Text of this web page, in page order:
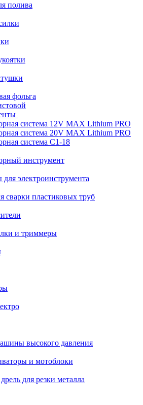
полива
фольга
система 12V MAX Lithium PRO
система 20V MAX Lithium PRO
система С1-18
инструмент
для электроинструмента
сварки пластиковых труб
и триммеры
высокого давления
и мотоблоки
для резки металла